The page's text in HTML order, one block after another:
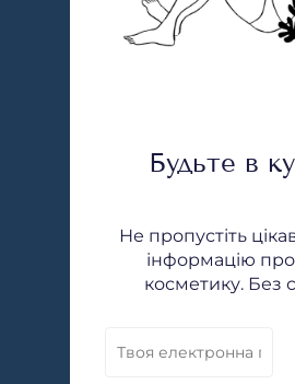
Будьте в
Не пропустіть
інформацію
косметику. Без